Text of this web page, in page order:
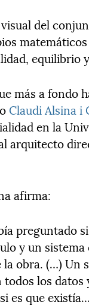
del
equilibrio
más a fondo
Claudi Alsina i
en la
arquitecto
afirma:
preguntado
y un
obra. (…) Un
los
es que